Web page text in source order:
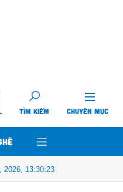
TÌM KIẾM CHUYÊN MỤC
tăng gấp đôi từ đầu năm.
2026, 13:30:24